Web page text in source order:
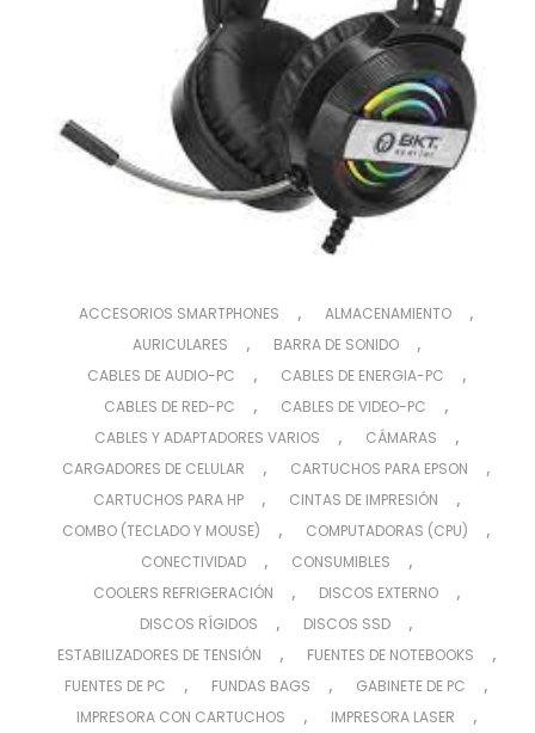
ACCESORIOS SMARTPHONES , ALMACENAMIENTO ,
AURICULARES , BARRA DE SONIDO ,
CABLES DE AUDIO-PC , CABLES DE ENERGIA-PC ,
CABLES DE RED-PC , CABLES DE VIDEO-PC ,
CABLES Y ADAPTADORES VARIOS , CÁMARAS ,
CARGADORES DE CELULAR , CARTUCHOS PARA EPSON ,
CARTUCHOS PARA HP , CINTAS DE IMPRESIÓN ,
COMBO (TECLADO Y MOUSE) , COMPUTADORAS (CPU) ,
CONECTIVIDAD , CONSUMIBLES ,
COOLERS REFRIGERACIÓN , DISCOS EXTERNO ,
DISCOS RÍGIDOS , DISCOS SSD ,
ESTABILIZADORES DE TENSIÓN , FUENTES DE NOTEBOOKS ,
FUENTES DE PC , FUNDAS BAGS , GABINETE DE PC ,
IMPRESORA CON CARTUCHOS , IMPRESORA LASER ,